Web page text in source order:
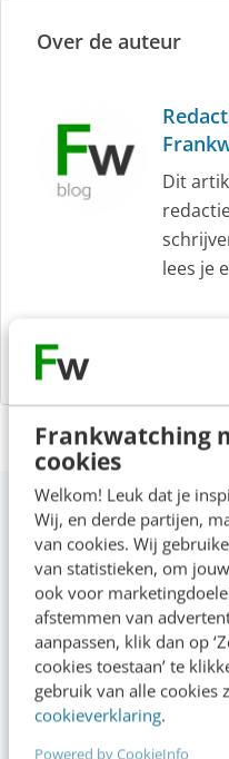
Frankwatching
cookies
Welkom! Leuk dat je
Wij, en derde partijen,
van cookies. Wij
van statistieken, om
ook voor
afstemmen van
aanpassen, klik dan op
cookies toestaan’ te
gebruik van alle cookies
cookieverklaring.
Powered by CookieInfo
Over de auteur
Dit
lees je
Op zoek
Actueel
Je merk
meer genoeg is
gisteren·